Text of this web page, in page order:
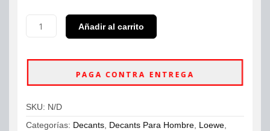
Loewe
Toilette
cantidad
Añadir al carrito
PAGA CONTRA ENTREGA
SKU: N/D
Categorías: Decants, Decants Para Hombre, Loewe,